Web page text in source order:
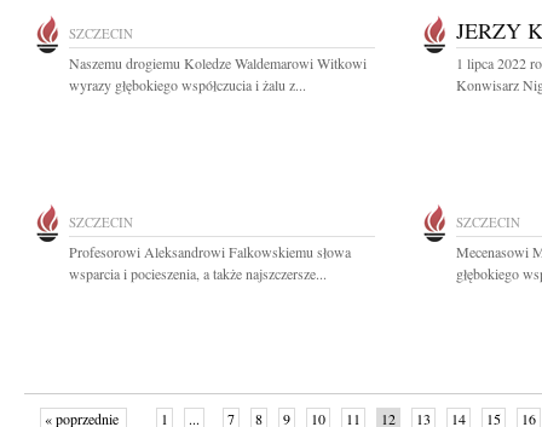
SZCZECIN
Naszemu drogiemu Koledze Waldemarowi Witkowi
wyrazy głębokiego współczucia i żalu z...
JERZY
1 lipca 2022
Konwisarz
SZCZECIN
Profesorowi Aleksandrowi Falkowskiemu słowa
wsparcia i pocieszenia, a także najszczersze...
SZCZECIN
Mecenasowi
głębokiego
« poprzednie 1 ... 7 8 9 10 11 12 13 14 15 16